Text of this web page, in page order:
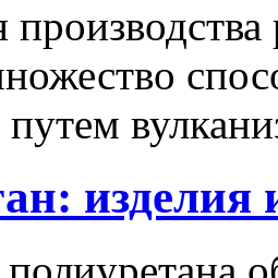
путем
изделия